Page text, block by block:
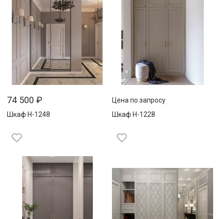
74 500 ₽
Шкаф Н-1248
Цена по запросу
Шкаф Н-1228